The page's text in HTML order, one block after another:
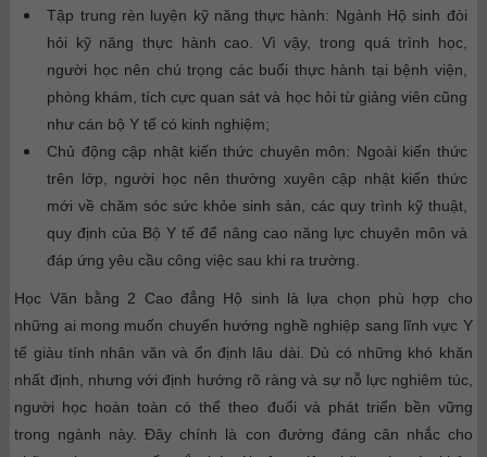
Tập trung rèn luyện kỹ năng thực hành: Ngành Hộ sinh đòi
hỏi kỹ năng thực hành cao. Vì vậy, trong quá trình học,
người học nên chú trọng các buổi thực hành tại bệnh viện,
phòng khám, tích cực quan sát và học hỏi từ giảng viên cũng
như cán bộ Y tế có kinh nghiệm;
Chủ động cập nhật kiến thức chuyên môn: Ngoài kiến thức
trên lớp, người học nên thường xuyên cập nhật kiến thức
mới về chăm sóc sức khỏe sinh sản, các quy trình kỹ thuật,
quy định của Bộ Y tế để nâng cao năng lực chuyên môn và
đáp ứng yêu cầu công việc sau khi ra trường.
Học Văn bằng 2 Cao đẳng Hộ sinh là lựa chọn phù hợp cho
những ai mong muốn chuyển hướng nghề nghiệp sang lĩnh vực Y
tế giàu tính nhân văn và ổn định lâu dài. Dù có những khó khăn
nhất định, nhưng với định hướng rõ ràng và sự nỗ lực nghiêm túc,
người học hoàn toàn có thể theo đuổi và phát triển bền vững
trong ngành này. Đây chính là con đường đáng cân nhắc cho